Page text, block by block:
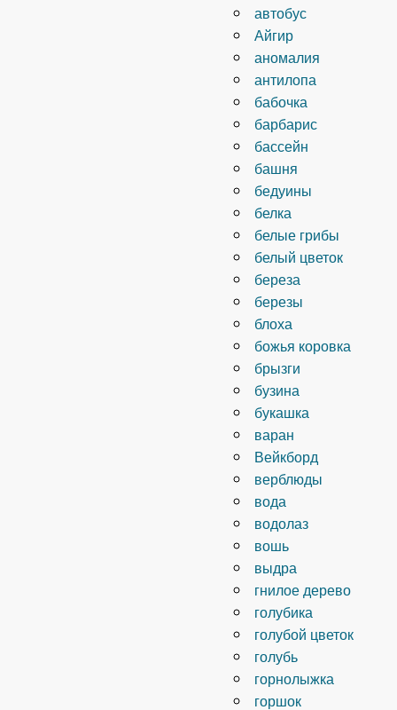
автобус
Айгир
аномалия
антилопа
бабочка
барбарис
бассейн
башня
бедуины
белка
белые грибы
белый цветок
береза
березы
блоха
божья коровка
брызги
бузина
букашка
варан
Вейкборд
верблюды
вода
водолаз
вошь
выдра
гнилое дерево
голубика
голубой цветок
голубь
горнолыжка
горшок